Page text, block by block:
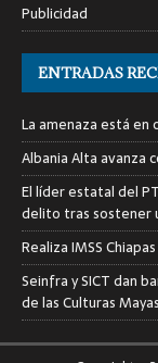
Publicidad
ENTRADAS
La amenaza está en
Albania Alta avanza
El líder estatal del
delito tras sostener
Realiza IMSS
Seinfra y SICT dan
de las Culturas Mayas